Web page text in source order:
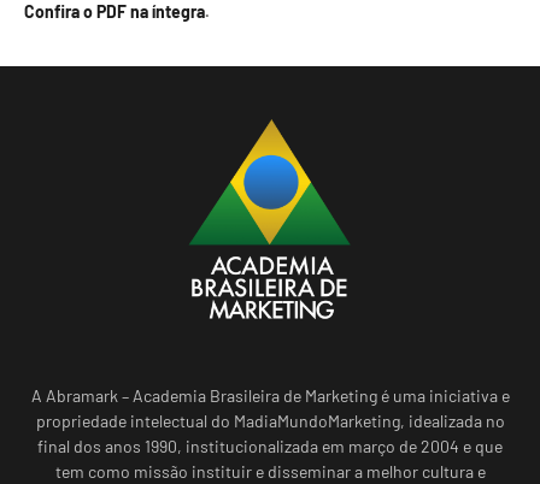
Confira o PDF na íntegra.
A Abramark – Academia Brasileira de Marketing é uma iniciativa e
propriedade intelectual do MadiaMundoMarketing, idealizada no
final dos anos 1990, institucionalizada em março de 2004 e que
tem como missão instituir e disseminar a melhor cultura e